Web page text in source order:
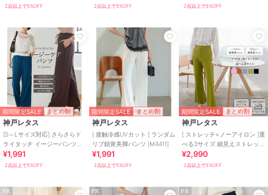
2点以上で5%OFF 2点以上で5%OFF 2点以上で5%OFF
期間限定SALE まとめ割
神戸レタス
[S～Lサイズ対応] さらさらド
ライタッチ イージーパンツ
[M3949]
¥1,991
2点以上で5%OFF
期間限定SALE まとめ割
神戸レタス
[ 接触冷感UVカット ] ランダム
リブ錯覚美脚パンツ [M4411]
¥1,991
2点以上で5%OFF
期間限定SALE まとめ割
神戸レタス
[ ストレッチ×ノーアイロン ]選
べる3サイズ 細見えストレッチ
セミフレアパンツ [M3848]
¥2,990
2点以上で5%OFF
PR PR PR